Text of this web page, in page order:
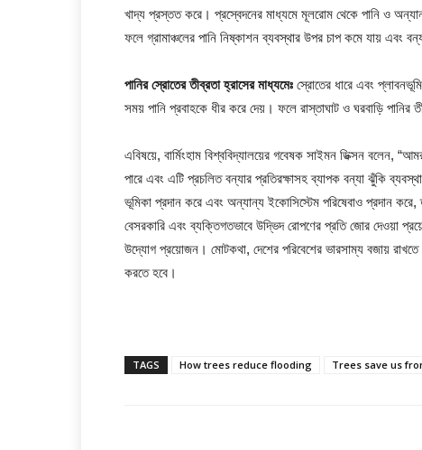
খাদ্য প্রস্তত করে। প্রস্বেদনের মাধ্যমে মূলরোম থেকে পানি ও
ফলে গ্রামাঞ্চলের পানি নিষ্কাশন ব্যবস্থার উপর চাপ কমে যায় এবং
পানির স্রোতের তীব্রতা হ্রাসের মাধ্যমেঃ স্রোতের ধারে এবং
সময় পানি প্রবাহকে ধীর করে দেয়। ফলে রাস্তাঘাট ও ঘরবাড়ি
এবিষয়ে, বার্মিংহাম বিশ্ববিদ্যালয়ের গবেষক সাইমন ডিক্সন বলেন,
পারে এবং এটি প্রচলিত বন্যার প্রতিরক্ষাসহ ব্যাপক বন্যা ঝুঁকি
ভূমিকা প্রদান করে এবং অন্যান্য ইকোসিস্টেম পরিষেবাও প্রদান
বেসরকারি এবং ব্যক্তিগতভাবে উদ্ভিদ রোপণের প্রতি জোর দেওয়া
উদ্যোগ প্রয়োজন। মোটকথা, দেশের পরিবেশের ভারসাম্য বজায় রাখতে
করতে হবে।
TAGS How trees reduce flooding Trees save us